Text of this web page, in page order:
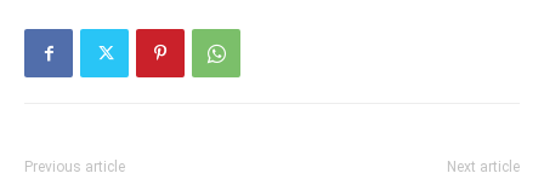
Previous article Next article